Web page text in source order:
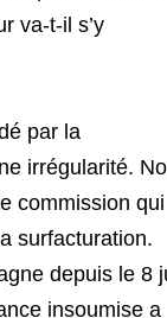
va-t-il s’y
par la
irrégularité.
commission qui
surfacturation.
depuis le 8
insoumise a